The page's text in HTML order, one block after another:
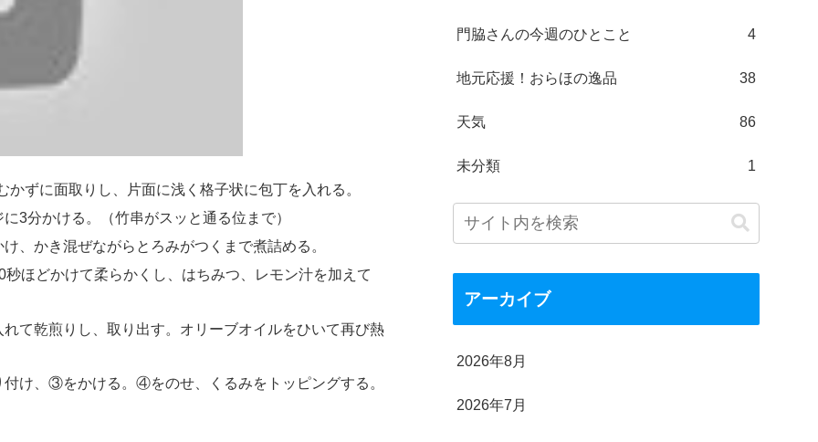
ずに面取りし、片面に浅く格子状に包丁を入れる。
3分かける。（竹串がスッと通る位まで）
、かき混ぜながらとろみがつくまで煮詰める。
ほどかけて柔らかくし、はちみつ、レモン汁を加えて
て乾煎りし、取り出す。オリーブオイルをひいて再び熱
け、③をかける。④をのせ、くるみをトッピングする。
門脇さんの今週のひとこと 4
地元応援！おらほの逸品 38
天気 86
未分類 1
アーカイブ
2026年8月
2026年7月